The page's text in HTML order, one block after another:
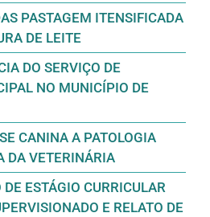
PASTAGEM ITENSIFICADA
DE LEITE
DO SERVIÇO DE
NO MUNICÍPIO DE
CANINA A PATOLOGIA
DA VETERINÁRIA
ESTÁGIO CURRICULAR
E RELATO DE